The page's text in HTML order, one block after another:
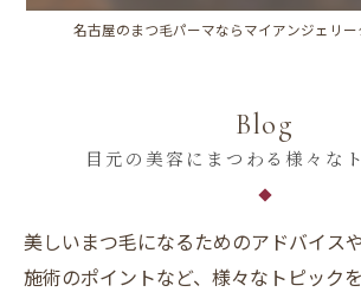
名古屋のまつ毛パーマならマイアンジェリー
Blog
目元の美容にまつわる様々な
美しいまつ毛になるためのアドバイス
施術のポイントなど、様々なトピック